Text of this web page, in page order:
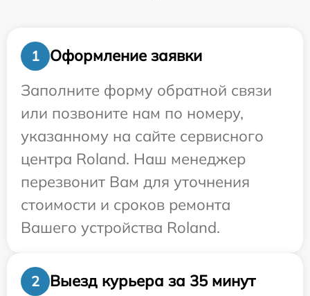
1
Оформление заявки
Заполните форму обратной связи
или позвоните нам по номеру,
указанному на сайте сервисного
центра Roland. Наш менеджер
перезвонит Вам для уточнения
стоимости и сроков ремонта
Вашего устройства Roland.
2
Выезд курьера за 35 минут